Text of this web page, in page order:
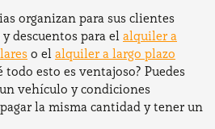
organizan para sus clientes
descuentos para el alquiler a
o el alquiler a largo plazo
todo esto es ventajoso? Puedes
vehículo y condiciones
la misma cantidad y tener un